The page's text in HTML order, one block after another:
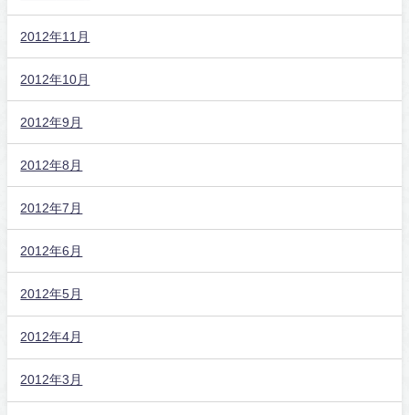
2012年11月
2012年10月
2012年9月
2012年8月
2012年7月
2012年6月
2012年5月
2012年4月
2012年3月